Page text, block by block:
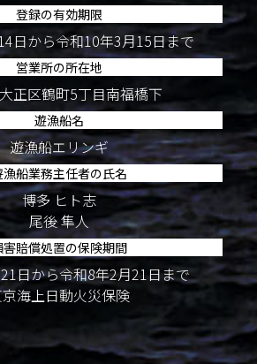
登録の有効期限
日から令和10年3月15日まで
営業所の所在地
正区鶴町5丁目南福橋下
遊漁船名
遊漁船エリンギ
漁船業務主任者の氏名
博多 ヒト志
尾後 隼人
害賠償処置の保険期間
日から令和8年2月21日まで
海上日動火災保険